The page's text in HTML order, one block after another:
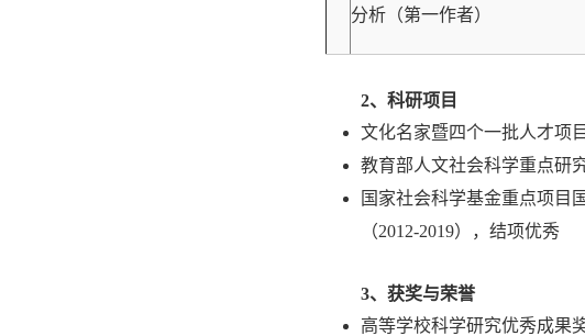
分析（第一作者）
2、科研项目
文化名家暨四个一批人才项
教育部人文社会科学重点研
国家社会科学基金重点项目
（2012-2019），结项优秀
3、获奖与荣誉
高等学校科学研究优秀成果